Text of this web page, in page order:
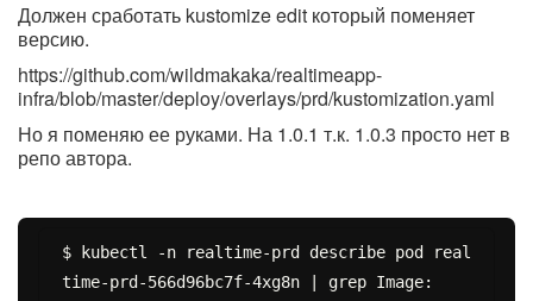
Должен сработать kustomize edit который поменяет
версию.
https://github.com/wildmakaka/realtimeapp-
infra/blob/master/deploy/overlays/prd/kustomization.yaml
Но я поменяю ее руками. На 1.0.1 т.к. 1.0.3 просто нет в
репо автора.
$ kubectl -n realtime-prd describe pod real
time-prd-566d96bc7f-4xg8n | grep Image: